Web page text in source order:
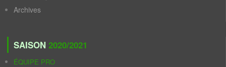
Archives
SAISON 2020/2021
ÉQUIPE PRO